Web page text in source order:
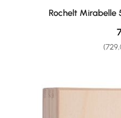
Durchschnittliche
Rochelt Mirabelle